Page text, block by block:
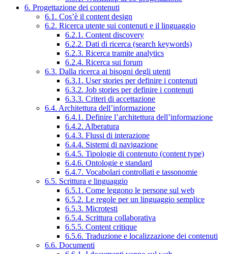
6. Progettazione dei contenuti
6.1. Cos’è il content design
6.2. Ricerca utente sui contenuti e il linguaggio
6.2.1. Content discovery
6.2.2. Dati di ricerca (search keywords)
6.2.3. Ricerca tramite analytics
6.2.4. Ricerca sui forum
6.3. Dalla ricerca ai bisogni degli utenti
6.3.1. User stories per definire i contenuti
6.3.2. Job stories per definire i contenuti
6.3.3. Criteri di accettazione
6.4. Architettura dell’informazione
6.4.1. Definire l’architettura dell’informazione
6.4.2. Alberatura
6.4.3. Flussi di interazione
6.4.4. Sistemi di navigazione
6.4.5. Tipologie di contenuto (content type)
6.4.6. Ontologie e standard
6.4.7. Vocabolari controllati e tassonomie
6.5. Scrittura e linguaggio
6.5.1. Come leggono le persone sul web
6.5.2. Le regole per un linguaggio semplice
6.5.3. Microtesti
6.5.4. Scrittura collaborativa
6.5.5. Content critique
6.5.6. Traduzione e localizzazione dei contenuti
6.6. Documenti